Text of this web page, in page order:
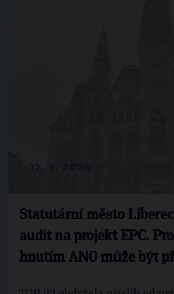
Statutární město
audit na projekt EPC.
hnutím ANO může být